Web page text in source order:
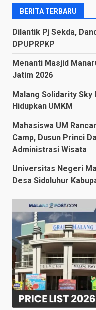
BERITA TERBARU
Dilantik Pj Sekda,
DPUPRPKP
Menanti Masjid
Jatim 2026
Malang Solidarity
Hidupkan UMKM
Mahasiswa UM
Camp, Dusun Princi
Administrasi Wisata
Universitas Negeri
Desa Sidoluhur